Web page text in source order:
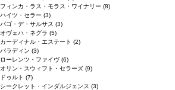
フィンカ・ラス・モラス・ワイナリー (8)
ハイツ・セラー (3)
パゴ・デ・サルサス (3)
オヴェハ・ネグラ (5)
カーディナル・エステート (2)
パラディン (3)
ローレンツ・ファイヴ(6)
オリン・スウィフト・セラーズ (9)
ドゥルト (7)
シークレット・インダルジェンス (3)